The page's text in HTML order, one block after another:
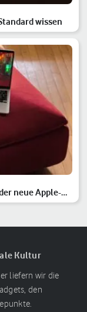
wissen
neue Apple-
Kultur
liefern wir die
den